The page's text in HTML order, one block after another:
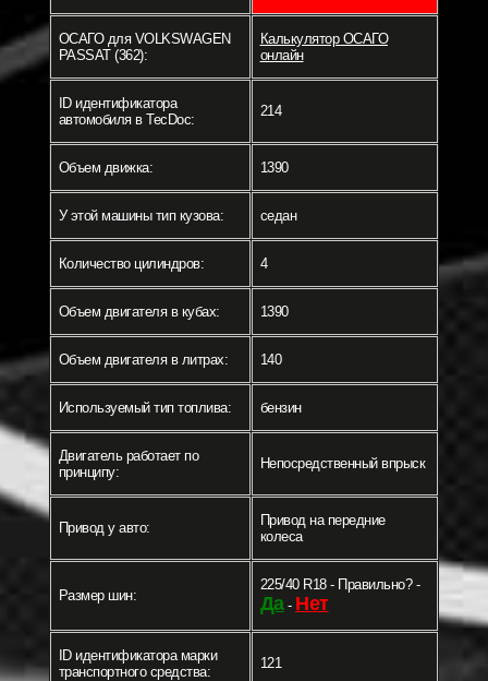
ОСАГО для VOLKSWAGEN
PASSAT (362):
Калькулятор ОСАГО
онлайн
ID идентификатора
автомобиля в TecDoc:
214
Объем движка: 1390
У этой машины тип кузова: седан
Количество цилиндров: 4
Объем двигателя в кубах: 1390
Объем двигателя в литрах: 140
Используемый тип топлива: бензин
Двигатель работает по
принципу:
Непосредственный впрыск
Привод у авто:
Привод на передние
колеса
Размер шин:
225/40 R18 - Правильно? -
Да- Нет
ID идентификатора марки
транспортного средства:
121